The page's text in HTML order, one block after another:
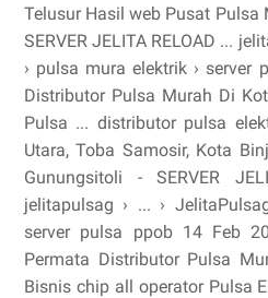
Telusur Hasil web Pusat Pulsa
SERVER JELITA RELOAD ...
› pulsa mura elektrik › server
Distributor Pulsa Murah Di
Pulsa ... distributor pulsa
Utara, Toba Samosir, Kota
Gunungsitoli - SERVER
jelitapulsag › ... ›
server pulsa ppob 14 Feb
Permata Distributor Pulsa
Bisnis chip all operator Pulsa